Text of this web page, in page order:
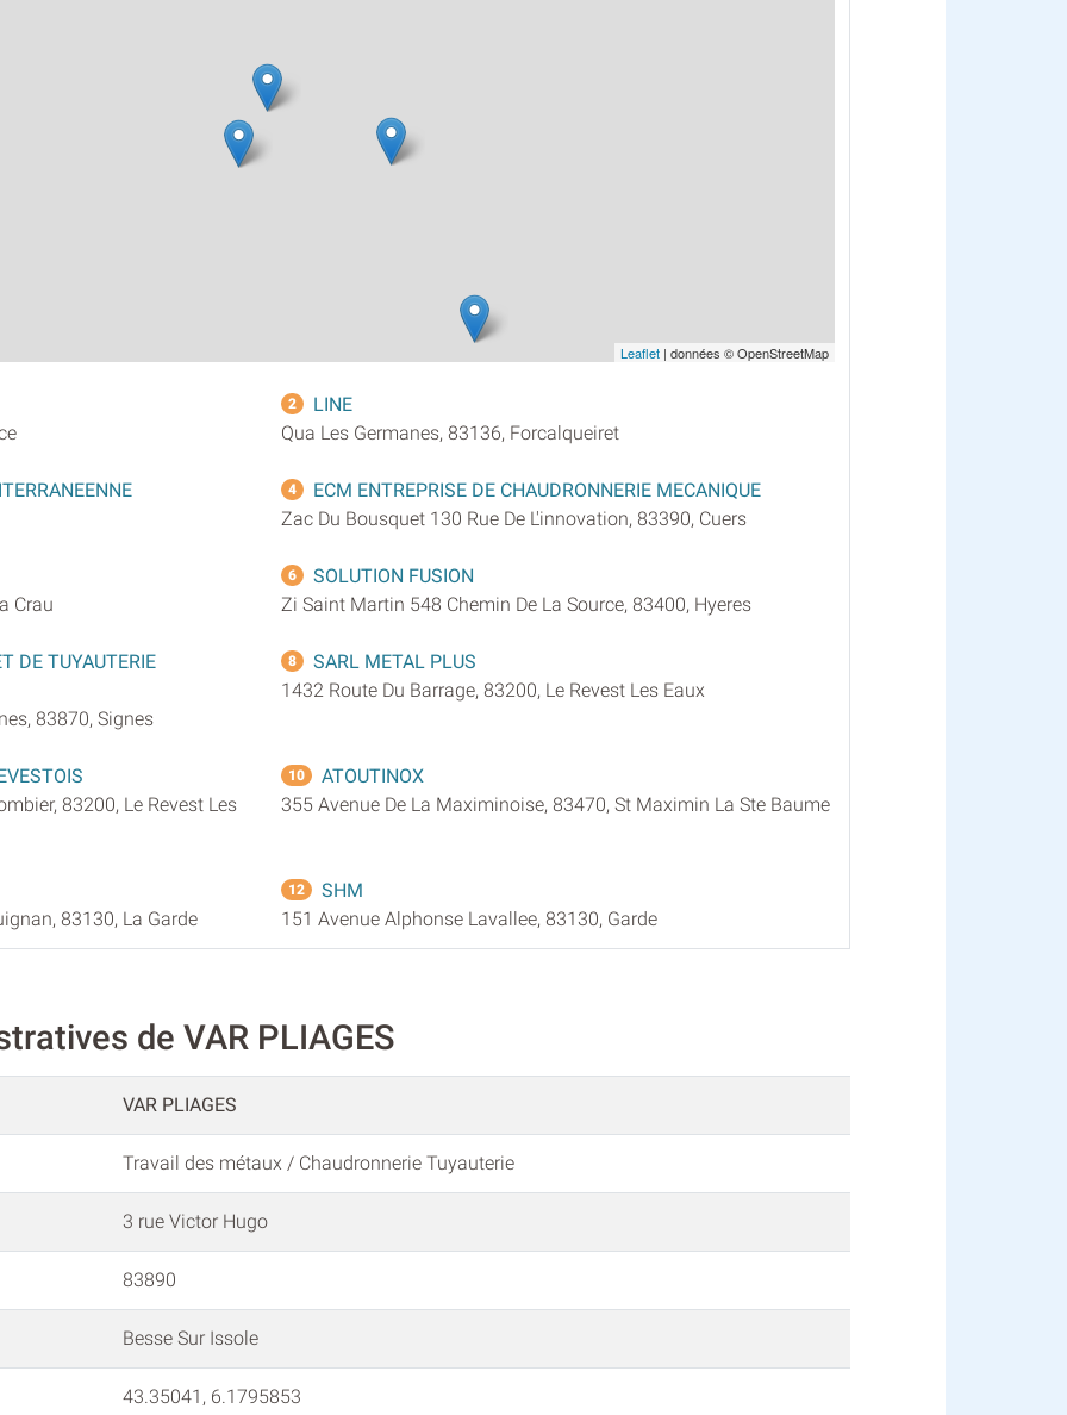
Leaflet | données © OpenStreetMap
2
LINE
Qua Les Germanes, 83136, Forcalqueiret
4
ECM ENTREPRISE DE CHAUDRONNERIE MECANIQUE
Zac Du Bousquet 130 Rue De L'innovation, 83390, Cuers
Crau
6
SOLUTION FUSION
Zi Saint Martin 548 Chemin De La Source, 83400, Hyeres
DE TUYAUTERIE
83870, Signes
8
SARL METAL PLUS
1432 Route Du Barrage, 83200, Le Revest Les Eaux
83200, Le Revest Les
10
ATOUTINOX
355 Avenue De La Maximinoise, 83470, St Maximin La Ste Baume
83130, La Garde
12
SHM
151 Avenue Alphonse Lavallee, 83130, Garde
de VAR PLIAGES
VAR PLIAGES
Travail des métaux / Chaudronnerie Tuyauterie
3 rue Victor Hugo
83890
Besse Sur Issole
43.35041, 6.1795853